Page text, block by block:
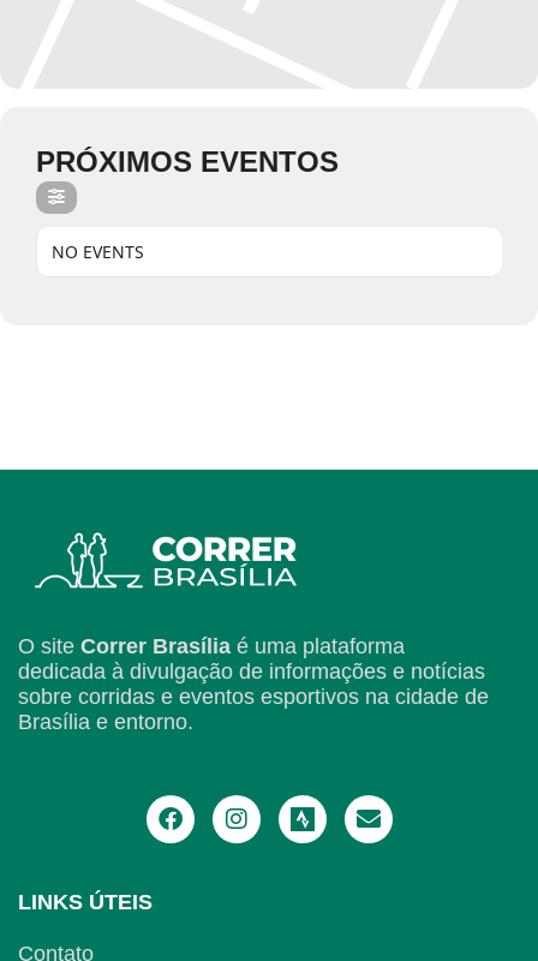
PRÓXIMOS EVENTOS
NO EVENTS
O site Correr Brasília é uma plataforma
dedicada à divulgação de informações e notícias
sobre corridas e eventos esportivos na cidade de
Brasília e entorno.
LINKS ÚTEIS
Contato